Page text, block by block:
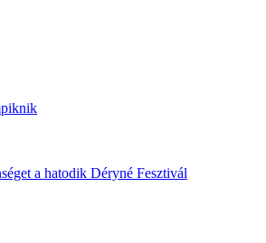
a hatodik Déryné Fesztivál